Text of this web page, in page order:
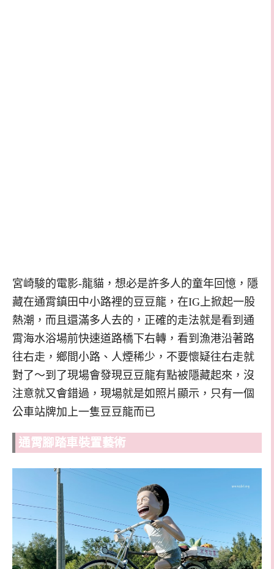
宮崎駿的電影-龍貓，想必是許多人的童年回憶，隱
藏在通霄鎮田中小路裡的豆豆龍，在IG上掀起一股
熱潮，而且還滿多人去的，正確的走法就是看到通
霄海水浴場前快速道路橋下右轉，看到漁港沿著路
往右走，鄉間小路、人煙稀少，不要懷疑往右走就
對了～到了現場會發現豆豆龍有點被隱藏起來，沒
注意就又會錯過，現場就是如照片顯示，只有一個
公車站牌加上一隻豆豆龍而已
通霄腳踏車裝置藝術